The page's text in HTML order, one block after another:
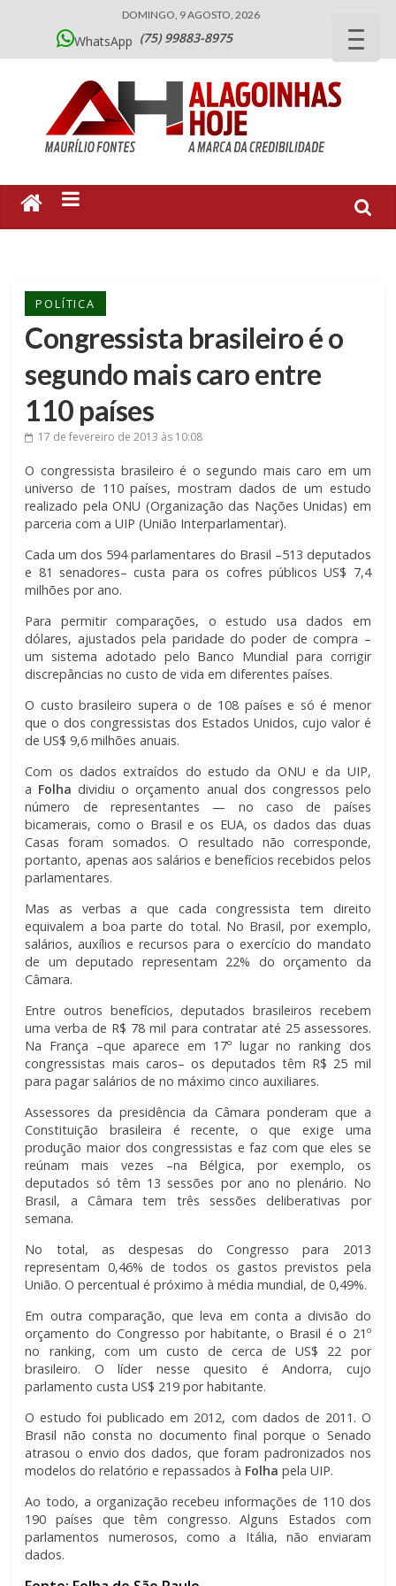
DOMINGO, 9 AGOSTO, 2026
WhatsApp (75) 99883-8975
POLÍTICA
Congressista brasileiro é o
segundo mais caro entre
110 países
17 de fevereiro de 2013 às 10:08
O congressista brasileiro é o segundo mais caro em um
universo de 110 países, mostram dados de um estudo
realizado pela ONU (Organização das Nações Unidas) em
parceria com a UIP (União Interparlamentar).
Cada um dos 594 parlamentares do Brasil –513 deputados
e 81 senadores– custa para os cofres públicos US$ 7,4
milhões por ano.
Para permitir comparações, o estudo usa dados em
dólares, ajustados pela paridade do poder de compra –
um sistema adotado pelo Banco Mundial para corrigir
discrepâncias no custo de vida em diferentes países.
O custo brasileiro supera o de 108 países e só é menor
que o dos congressistas dos Estados Unidos, cujo valor é
de US$ 9,6 milhões anuais.
Com os dados extraídos do estudo da ONU e da UIP,
a Folha dividiu o orçamento anual dos congressos pelo
número de representantes — no caso de países
bicamerais, como o Brasil e os EUA, os dados das duas
Casas foram somados. O resultado não corresponde,
portanto, apenas aos salários e benefícios recebidos pelos
parlamentares.
Mas as verbas a que cada congressista tem direito
equivalem a boa parte do total. No Brasil, por exemplo,
salários, auxílios e recursos para o exercício do mandato
de um deputado representam 22% do orçamento da
Câmara.
Entre outros benefícios, deputados brasileiros recebem
uma verba de R$ 78 mil para contratar até 25 assessores.
Na França –que aparece em 17º lugar no ranking dos
congressistas mais caros– os deputados têm R$ 25 mil
para pagar salários de no máximo cinco auxiliares.
Assessores da presidência da Câmara ponderam que a
Constituição brasileira é recente, o que exige uma
produção maior dos congressistas e faz com que eles se
reúnam mais vezes –na Bélgica, por exemplo, os
deputados só têm 13 sessões por ano no plenário. No
Brasil, a Câmara tem três sessões deliberativas por
semana.
No total, as despesas do Congresso para 2013
representam 0,46% de todos os gastos previstos pela
União. O percentual é próximo à média mundial, de 0,49%.
Em outra comparação, que leva em conta a divisão do
orçamento do Congresso por habitante, o Brasil é o 21º
no ranking, com um custo de cerca de US$ 22 por
brasileiro. O líder nesse quesito é Andorra, cujo
parlamento custa US$ 219 por habitante.
O estudo foi publicado em 2012, com dados de 2011. O
Brasil não consta no documento final porque o Senado
atrasou o envio dos dados, que foram padronizados nos
modelos do relatório e repassados à Folha pela UIP.
Ao todo, a organização recebeu informações de 110 dos
190 países que têm congresso. Alguns Estados com
parlamentos numerosos, como a Itália, não enviaram
dados.